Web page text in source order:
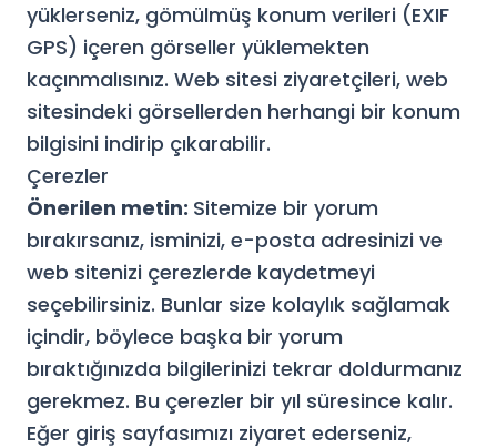
yüklerseniz, gömülmüş konum verileri (EXIF
GPS) içeren görseller yüklemekten
kaçınmalısınız. Web sitesi ziyaretçileri, web
sitesindeki görsellerden herhangi bir konum
bilgisini indirip çıkarabilir.
Çerezler
Önerilen metin: Sitemize bir yorum
bırakırsanız, isminizi, e-posta adresinizi ve
web sitenizi çerezlerde kaydetmeyi
seçebilirsiniz. Bunlar size kolaylık sağlamak
içindir, böylece başka bir yorum
bıraktığınızda bilgilerinizi tekrar doldurmanız
gerekmez. Bu çerezler bir yıl süresince kalır.
Eğer giriş sayfasımızı ziyaret ederseniz,